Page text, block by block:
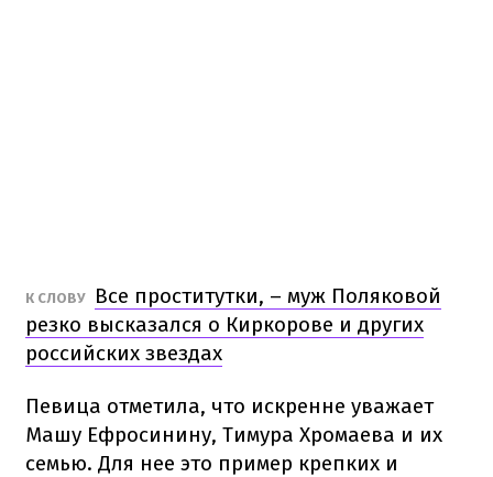
К СЛОВУ
Все проститутки, – муж Поляковой
резко высказался о Киркорове и других
российских звездах
Певица отметила, что искренне уважает
Машу Ефросинину, Тимура Хромаева и их
семью. Для нее это пример крепких и